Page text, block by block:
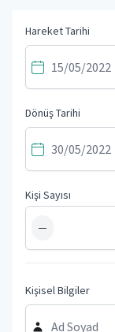
Hareket Tarihi
Dönüş Tarihi
Kişi Sayısı
−
Kişisel Bilgiler